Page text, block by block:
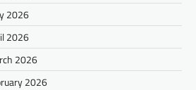
2026
2026
2026
2026